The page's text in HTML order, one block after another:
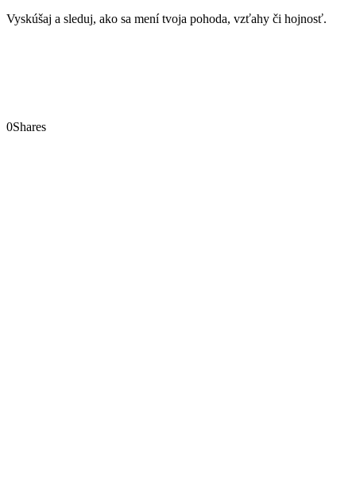
Vyskúšaj a sleduj, ako sa mení tvoja pohoda, vzťahy či hojnosť.
0Shares